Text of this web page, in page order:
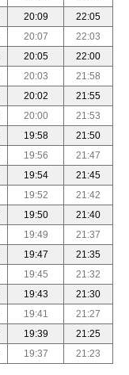
20:09
22:05
20:07
22:03
20:05
22:00
20:03
21:58
20:02
21:55
20:00
21:53
19:58
21:50
19:56
21:47
19:54
21:45
19:52
21:42
19:50
21:40
19:49
21:37
19:47
21:35
19:45
21:32
19:43
21:30
19:41
21:27
19:39
21:25
19:37 21:23